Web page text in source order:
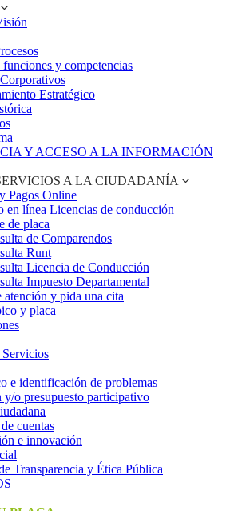
y competencias
Estratégico
Y ACCESO A LA INFORMACIÓN
A LA CIUDADANÍA
Pagos Online
en línea Licencias de conducción
de placa
de Comparendos
Runt
Licencia de Conducción
Impuesto Departamental
atención y pida una cita
y placa
e identificación de problemas
y/o presupuesto participativo​
cuentas
e innovación
Transparencia y Ética Pública